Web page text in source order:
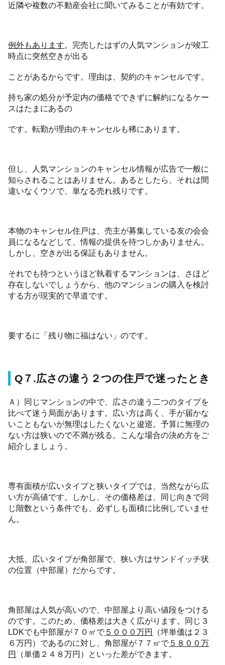
近隣や複数の不動産会社に聞いてみることが有効です。
例外もあります。完売したはずの人気マンションが竣工
時点に突然空きが出る
ことがあるからです。理由は、契約のキャンセルです。
持ち家の処分が予定内の価格でできずに解約になるケー
スはたまにあるの
です。転勤が理由のキャンセルも稀にあります。
但し、人気マンションのキャンセル情報が広告で一般に
知らされることはありません。あるとしたら、それは間
違いなくウソで、単なる売れ残りです。
本物のキャンセル住戸は、売主が募集している友の会会
員になるなどして、情報の提供を待つしかありません。
しかし、空きが出る保証もありません。
それでも待つというほど執着するマンションは、さほど
存在しないでしょうから、他のマンションの購入を検討
する方が現実的で早道です。
要するに「残り物に福はない」のです。
Q７.広さの違う２つの住戸で迷ったとき
Ａ）同じマンションの中で、広さの違う二つのタイプを
比べて迷う局面があります。広い方は高く、手が届かな
いこともないが無理はしたくないと逡巡。予算に無理の
ない方は狭いので不満が残る。こんな場合の決め方をご
紹介しましょう。
専有面積が広いタイプと狭いタイプでは、当然ながら広
い方が高値です。しかし、その価格差は、同じ向きで同
じ階数という条件でも、必ずしも面積に比例していませ
ん。
大抵、広いタイプが角部屋で、狭い方はサンドイッチ状
の位置（中部屋）だからです。
角部屋は人気が高いので、中部屋より高い値段をつける
のです。このため、価格差は大きく広がります。同じ３
LDKでも中部屋が７０㎡で５０００万円
（坪単価は２３
６万円）であるのに対し、角部屋が７７㎡で５８００万
円
（単価２４８万円）といった差ができます。